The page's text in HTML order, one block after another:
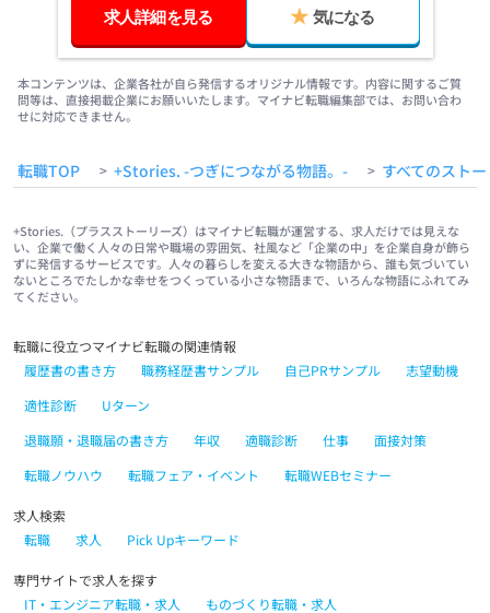
求人詳細を見る 気になる
本コンテンツは、企業各社が自ら発信するオリジナル情報です。内容に関するご質
問等は、直接掲載企業にお願いいたします。マイナビ転職編集部では、お問い合わ
せに対応できません。
転職TOP > +Stories. -つぎにつながる物語。- > すべてのスト
+Stories.（プラスストーリーズ）はマイナビ転職が運営する、求人だけでは見えな
い、企業で働く人々の日常や職場の雰囲気、社風など「企業の中」を企業自身が飾ら
ずに発信するサービスです。人々の暮らしを変える大きな物語から、誰も気づいてい
ないところでたしかな幸せをつくっている小さな物語まで、いろんな物語にふれてみ
てください。
転職に役立つマイナビ転職の関連情報
履歴書の書き方
職務経歴書サンプル 自己PRサンプル
志望動機
適性診断
Uターン
退職願・退職届の書き方
年収 適職診断 仕事
面接対策
転職ノウハウ
転職フェア・イベント 転職WEBセミナー
求人検索
転職
求人 Pick Upキーワード
専門サイトで求人を探す
IT・エンジニア転職・求人
ものづくり転職・求人